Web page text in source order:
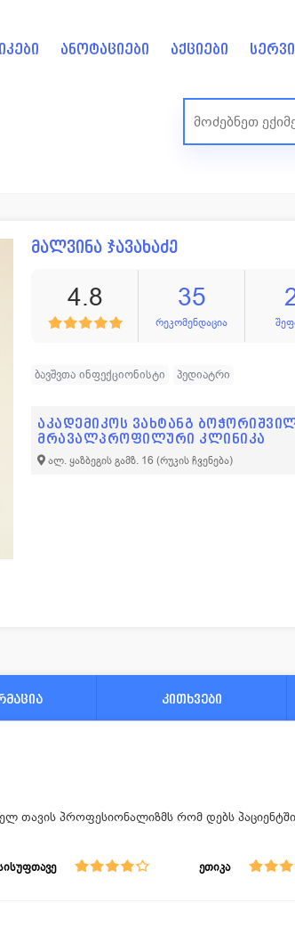
ანოტაციები აქციები
მალვინა ჯავახაძე
4.8 35
რეკომენდაცია
ბავშვთა ინფექციონისტი პედიატრი
აკადემიკოს ვახტანგ
მრავალპროფილური კლინიკა
ალ. ყაზბეგის გამზ. 16(რუკის ჩვენება)
კითხვები
თავის პროფესიონალიზმს რომ დებს
ეთიკა